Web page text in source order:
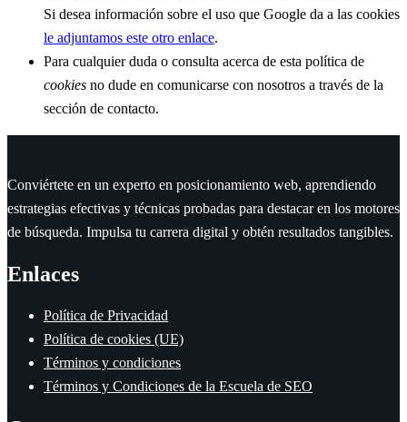
Si desea información sobre el uso que Google da a las cookies
le adjuntamos este otro enlace.
Para cualquier duda o consulta acerca de esta política de
cookies no dude en comunicarse con nosotros a través de la
sección de contacto.
Conviértete en un experto en posicionamiento web, aprendiendo
estrategias efectivas y técnicas probadas para destacar en los motores
de búsqueda. Impulsa tu carrera digital y obtén resultados tangibles.
Enlaces
Política de Privacidad
Política de cookies (UE)
Términos y condiciones
Términos y Condiciones de la Escuela de SEO